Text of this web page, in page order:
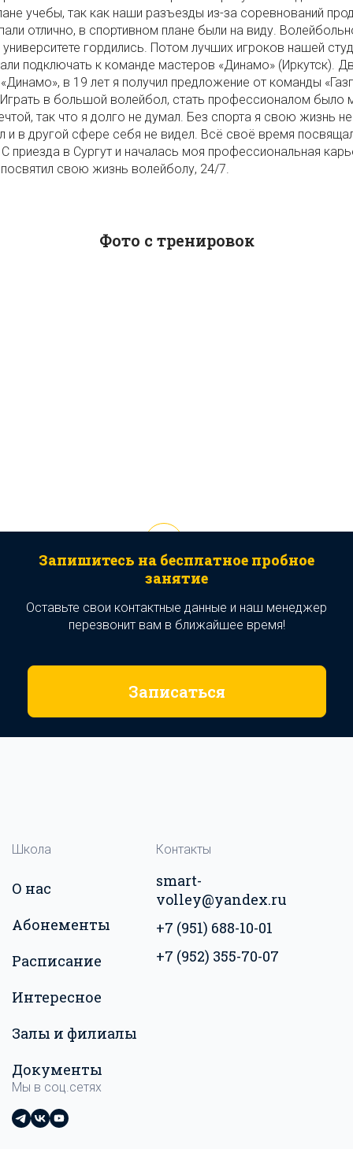
учебы, так как наши разъезды из-за соревнований
отлично, в спортивном плане были на виду.
гордились. Потом лучших игроков нашей
подключать к команде мастеров «Динамо» (Иркутск).
в 19 лет я получил предложение от команды
Играть в большой волейбол, стать профессионалом было
так что я долго не думал. Без спорта я свою жизнь не
и в другой сфере себя не видел. Всё своё время
приезда в Сургут и началась моя профессиональная
посвятил свою жизнь волейболу, 24/7.
Фото с тренировок
Запишитесь на бесплатное пробное
занятие
Оставьте свои контактные данные и наш менеджер
перезвонит вам в ближайшее время!
Записаться
Школа
О нас
Абонементы
Расписание
Интересное
Залы и филиалы
Документы
Контакты
smart-
volley@yandex.ru
+7 (951) 688-10-01
+7 (952) 355-70-07
Мы в соц.сетях